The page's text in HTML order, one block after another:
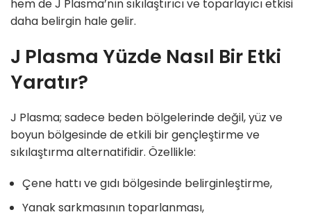
hem de J Plasma’nın sıkılaştırıcı ve toparlayıcı etkisi
daha belirgin hale gelir.
J Plasma Yüzde Nasıl Bir Etki
Yaratır?
J Plasma; sadece beden bölgelerinde değil, yüz ve
boyun bölgesinde de etkili bir gençleştirme ve
sıkılaştırma alternatifidir. Özellikle:
Çene hattı ve gıdı bölgesinde belirginleştirme,
Yanak sarkmasının toparlanması,